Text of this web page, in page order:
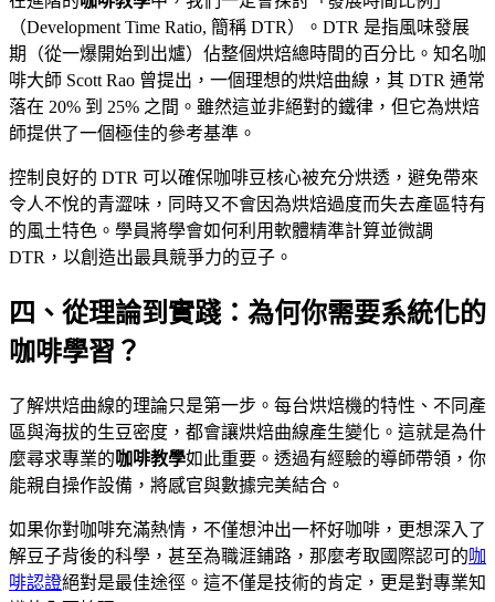
（Development Time Ratio, 簡稱 DTR）。DTR 是指風味發展
期（從一爆開始到出爐）佔整個烘焙總時間的百分比。知名咖
啡大師 Scott Rao 曾提出，一個理想的烘焙曲線，其 DTR 通常
落在 20% 到 25% 之間。雖然這並非絕對的鐵律，但它為烘焙
師提供了一個極佳的參考基準。
控制良好的 DTR 可以確保咖啡豆核心被充分烘透，避免帶來
令人不悅的青澀味，同時又不會因為烘焙過度而失去產區特有
的風土特色。學員將學會如何利用軟體精準計算並微調
DTR，以創造出最具競爭力的豆子。
四、從理論到實踐：為何你需要系統化的
咖啡學習？
了解烘焙曲線的理論只是第一步。每台烘焙機的特性、不同產
區與海拔的生豆密度，都會讓烘焙曲線產生變化。這就是為什
麼尋求專業的咖啡教學如此重要。透過有經驗的導師帶領，你
能親自操作設備，將感官與數據完美結合。
如果你對咖啡充滿熱情，不僅想沖出一杯好咖啡，更想深入了
解豆子背後的科學，甚至為職涯鋪路，那麼考取國際認可的咖
啡認證絕對是最佳途徑。這不僅是技術的肯定，更是對專業知